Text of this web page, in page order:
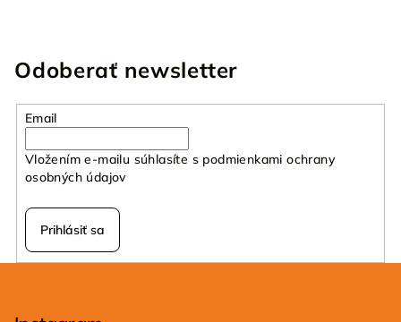
Odoberať newsletter
Email
Vložením e-mailu súhlasíte s podmienkami ochrany
osobných údajov
Prihlásiť sa